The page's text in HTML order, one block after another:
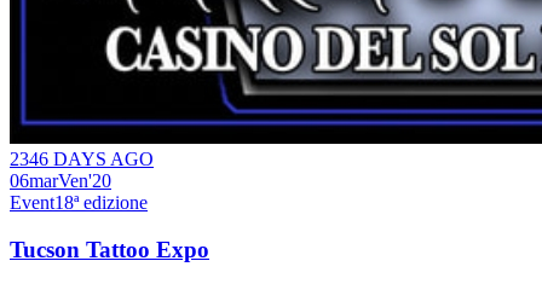
2346 DAYS AGO
06marVen'20
Event18ª edizione
Tucson Tattoo Expo